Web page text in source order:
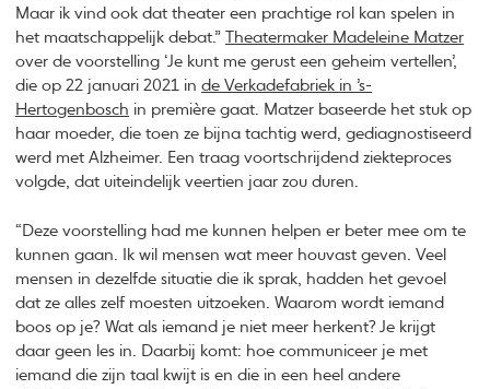
Maar ik vind ook dat theater een prachtige rol kan spelen in
het maatschappelijk debat.”
Theatermaker Madeleine Matzer
over de voorstelling ‘Je kunt me gerust een geheim vertellen’,
die op 22 januari 2021 inde Verkadefabriek in ’s-
Hertogenbosch in première gaat. Matzer baseerde het stuk op
haar moeder, die toen ze bijna tachtig werd, gediagnostiseerd
werd met Alzheimer. Een traag voortschrijdend ziekteproces
volgde, dat uiteindelijk veertien jaar zou duren.
“Deze voorstelling had me kunnen helpen er beter mee om te
kunnen gaan. Ik wil mensen wat meer houvast geven. Veel
mensen in dezelfde situatie die ik sprak, hadden het gevoel
dat ze alles zelf moesten uitzoeken. Waarom wordt iemand
boos op je? Wat als iemand je niet meer herkent? Je krijgt
daar geen les in. Daarbij komt: hoe communiceer je met
iemand die zijn taal kwijt is en die in een heel andere